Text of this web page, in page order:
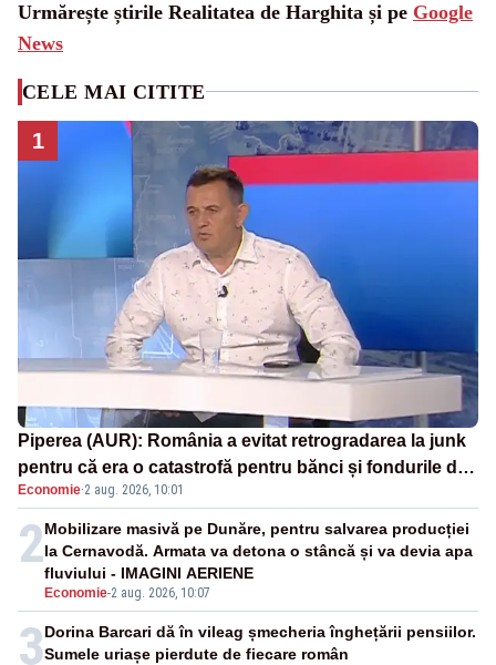
Urmărește știrile Realitatea de Harghita și pe Google
News
CELE MAI CITITE
1
Piperea (AUR): România a evitat retrogradarea la junk
pentru că era o catastrofă pentru bănci și fondurile de
pensii
Economie·2 aug. 2026, 10:01
2
Economie-2 aug. 2026, 10:07
Mobilizare masivă pe Dunăre, pentru salvarea producției
la Cernavodă. Armata va detona o stâncă și va devia apa
fluviului - IMAGINI AERIENE
3Dorina Barcari dă în vileag șmecheria înghețării pensiilor.
Sumele uriașe pierdute de fiecare român